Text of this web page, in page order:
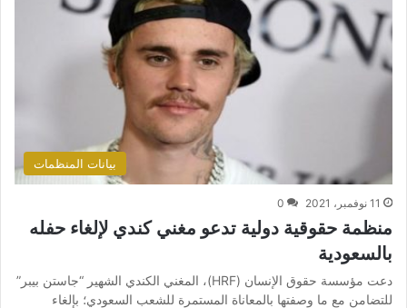
بيانات المنظمات
11 نوفمبر، 2021 0
منظمة حقوقية دولية تدعو مغني كندي لإلغاء حفله
بالسعودية
دعت مؤسسة حقوق الإنسان (HRF)، المغني الكندي الشهير “جاستن بيبر”
للتضامن مع ما وصفتها بالمعاناة المستمرة للشعب السعودي؛ بإلغاء